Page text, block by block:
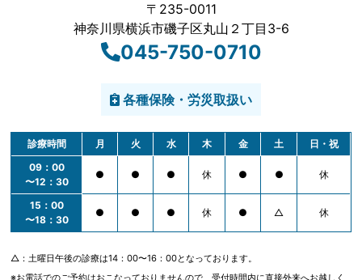
〒235-0011
神奈川県横浜市磯子区丸山２丁目3-6
045-750-0710
各種保険・労災取扱い
診療時間 月 火 水 木 金 土
日・祝
09：00
〜12：30
● ● ● 休 ● ● 休
15：00
〜18：30
● ● ● 休 ● △ 休
△：土曜日午後の診療は14：00〜16：00となっております。
※お電話でのご予約はおこなっておりませんので、受付時間内に直接外来へお越しく